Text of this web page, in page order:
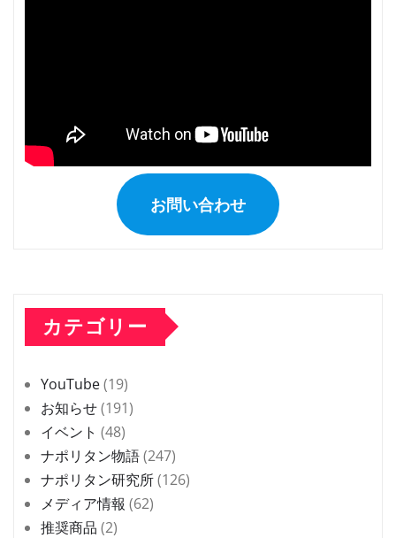
お問い合わせ
カテゴリー
YouTube(19)
お知らせ(191)
イベント (48)
ナポリタン物語(247)
ナポリタン研究所(126)
メディア情報 (62)
推奨商品 (2)